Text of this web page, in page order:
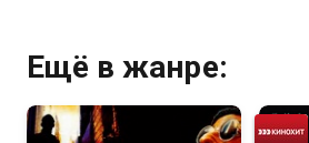
Ещё в жанре: